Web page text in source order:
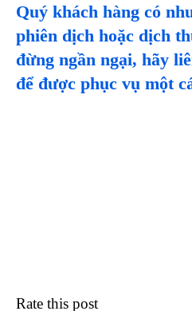
Quý khách hàng có
phiên dịch hoặc dịch
đừng ngần ngại, hãy
để được phục vụ một
Rate this post